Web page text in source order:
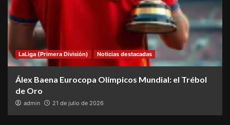
LaLiga (Primera División) Noticias destacadas
Álex Baena Eurocopa Olímpicos Mundial: el Trébol
de Oro
admin 21 de julio de 2026